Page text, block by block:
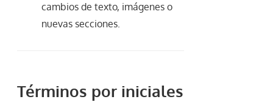
cambios de texto, imágenes o
nuevas secciones.
Términos por iniciales